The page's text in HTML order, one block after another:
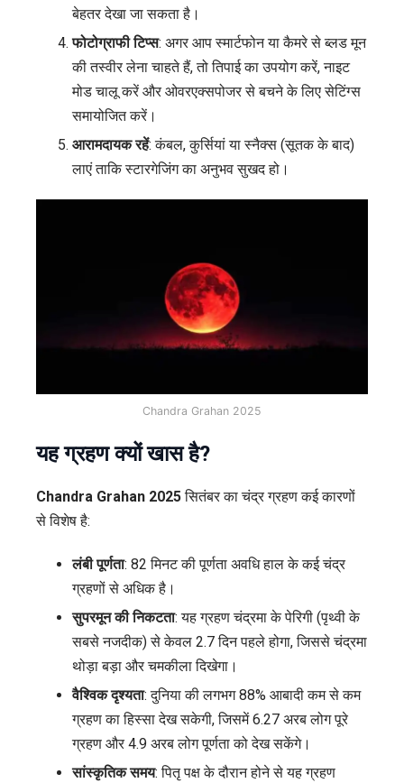
बेहतर देखा जा सकता है।
फोटोग्राफी टिप्स: अगर आप स्मार्टफोन या कैमरे से ब्लड मून
की तस्वीर लेना चाहते हैं, तो तिपाई का उपयोग करें, नाइट
मोड चालू करें और ओवरएक्सपोजर से बचने के लिए सेटिंग्स
समायोजित करें।
आरामदायक रहें: कंबल, कुर्सियां या स्नैक्स (सूतक के बाद)
लाएं ताकि स्टारगेजिंग का अनुभव सुखद हो।
Chandra Grahan 2025
यह ग्रहण क्यों खास है?
Chandra Grahan 2025सितंबर का चंद्र ग्रहण कई कारणों
से विशेष है:
लंबी पूर्णता: 82 मिनट की पूर्णता अवधि हाल के कई चंद्र
ग्रहणों से अधिक है।
सुपरमून की निकटता: यह ग्रहण चंद्रमा के पेरिगी (पृथ्वी के
सबसे नजदीक) से केवल 2.7 दिन पहले होगा, जिससे चंद्रमा
थोड़ा बड़ा और चमकीला दिखेगा।
वैश्विक दृश्यता: दुनिया की लगभग 88% आबादी कम से कम
ग्रहण का हिस्सा देख सकेगी, जिसमें 6.27 अरब लोग पूरे
ग्रहण और 4.9 अरब लोग पूर्णता को देख सकेंगे।
सांस्कृतिक समय: पितृ पक्ष के दौरान होने से यह ग्रहण